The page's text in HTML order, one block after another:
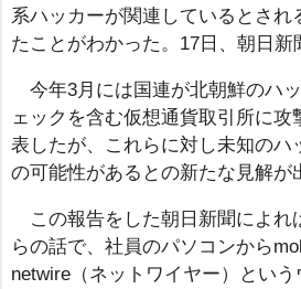
系ハッカーが関連しているとされ
たことがわかった。17日、朝日新
今年3月には国連が北朝鮮のハ
ェックを含む仮想通貨取引所に攻
表したが、これらに対し未知のハ
の可能性があるとの新たな見解が
この報告をした朝日新聞によれ
らの話で、社員のパソコンから
netwire（ネットワイヤー）とい